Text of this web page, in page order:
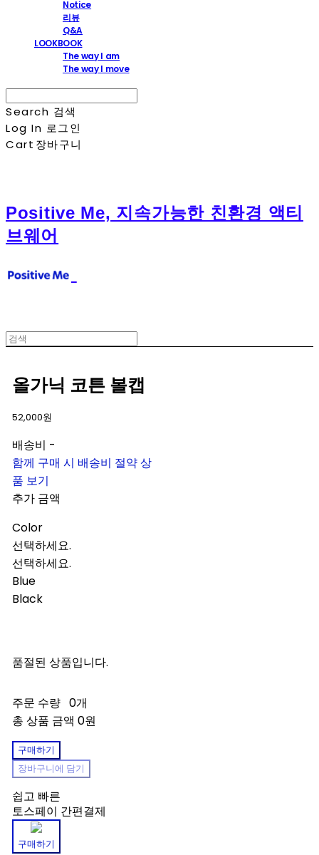
Notice
리뷰
Q&A
LOOKBOOK
The way I am
The way I move
Search 검색
Log In 로그인
Cart 장바구니
Positive Me, 지속가능한 친환경 액티
브웨어
올가닉 코튼 볼캡
52,000원
배송비 -
함께 구매 시 배송비 절약 상
품 보기
추가 금액
Color
선택하세요.
선택하세요.
Blue
Black
품절된 상품입니다.
주문 수량 0개
총 상품 금액 0원
구매하기
장바구니에 담기
쉽고 빠른
토스페이 간편결제
구매하기